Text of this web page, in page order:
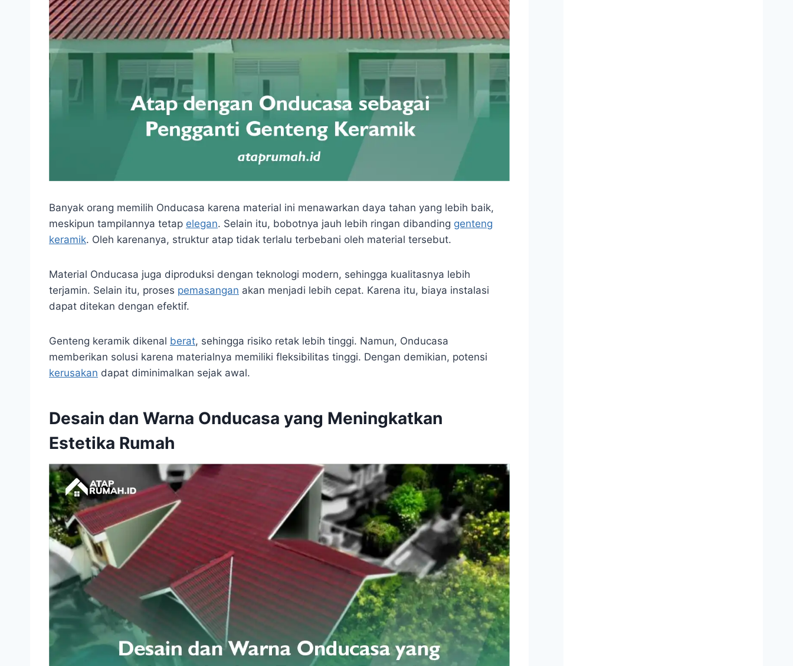
Banyak orang memilih Onducasa karena material ini menawarkan daya tahan yang lebih baik,
meskipun tampilannya tetap elegan. Selain itu, bobotnya jauh lebih ringan dibanding genteng
keramik. Oleh karenanya, struktur atap tidak terlalu terbebani oleh material tersebut.
Material Onducasa juga diproduksi dengan teknologi modern, sehingga kualitasnya lebih
terjamin. Selain itu, proses pemasangan akan menjadi lebih cepat. Karena itu, biaya instalasi
dapat ditekan dengan efektif.
Genteng keramik dikenal berat, sehingga risiko retak lebih tinggi. Namun, Onducasa
memberikan solusi karena materialnya memiliki fleksibilitas tinggi. Dengan demikian, potensi
kerusakan dapat diminimalkan sejak awal.
Desain dan Warna Onducasa yang Meningkatkan
Estetika Rumah